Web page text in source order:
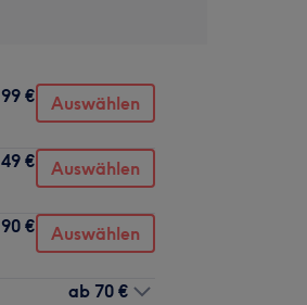
99 € Auswählen
49 € Auswählen
90 € Auswählen
ab 70 €